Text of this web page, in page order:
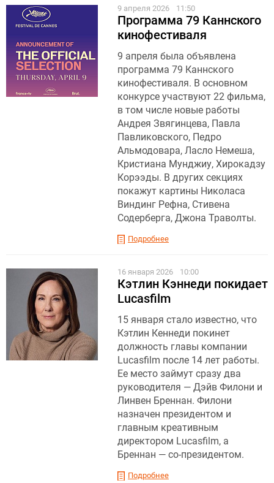
9 апреля 2026 11:50
Программа 79 Каннского
кинофестиваля
9 апреля была объявлена
программа 79 Каннского
кинофестиваля. В основном
конкурсе участвуют 22 фильма,
в том числе новые работы
Андрея Звягинцева, Павла
Павликовского, Педро
Альмодовара, Ласло Немеша,
Кристиана Мунджиу, Хирокадзу
Корээды. В других секциях
покажут картины Николаса
Виндинг Рефна, Стивена
Содерберга, Джона Траволты.
Подробнее
16 января 2026 10:00
Кэтлин Кэннеди покидает
Lucasfilm
15 января стало известно, что
Кэтлин Кеннеди покинет
должность главы компании
Lucasfilm после 14 лет работы.
Ее место займут сразу два
руководителя — Дэйв Филони и
Линвен Бреннан. Филони
назначен президентом и
главным креативным
директором Lucasfilm, а
Бреннан — со-президентом.
Подробнее